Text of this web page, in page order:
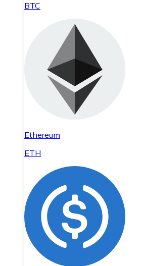
BTC
Ethereum
ETH